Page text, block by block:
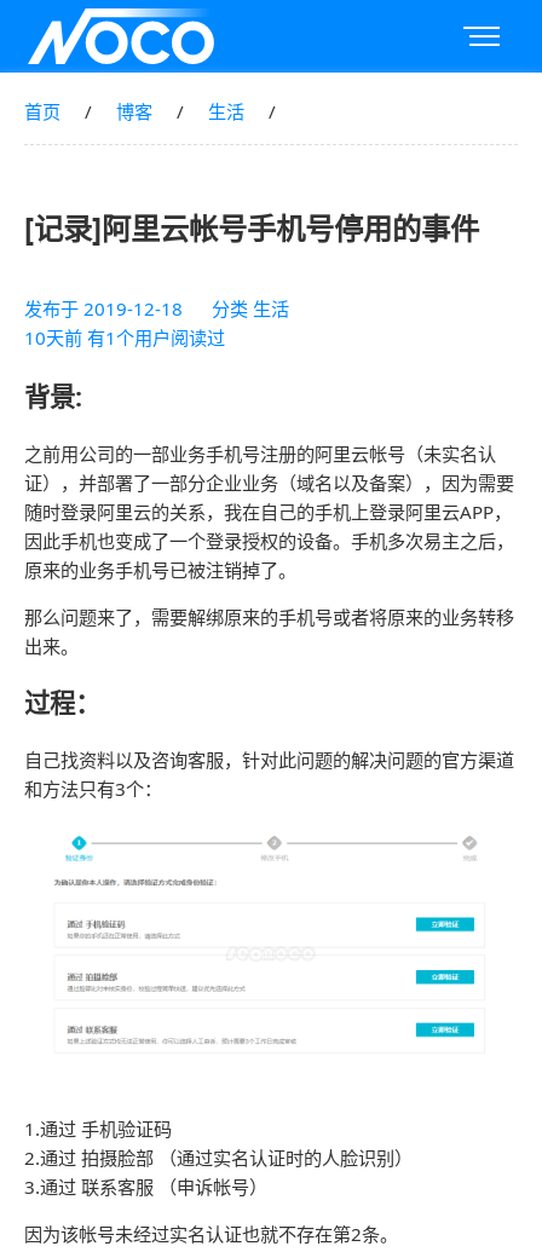
首页 博客 生活
[记录]阿里云帐号手机号停用的事件
发布于 2019-12-18 分类 生活
10天前 有1个用户阅读过
背景:
之前用公司的一部业务手机号注册的阿里云帐号（未实名认
证），并部署了一部分企业业务（域名以及备案），因为需要
随时登录阿里云的关系，我在自己的手机上登录阿里云APP，
因此手机也变成了一个登录授权的设备。手机多次易主之后，
原来的业务手机号已被注销掉了。
那么问题来了，需要解绑原来的手机号或者将原来的业务转移
出来。
过程：
自己找资料以及咨询客服，针对此问题的解决问题的官方渠道
和方法只有3个：
1.通过 手机验证码
2.通过 拍摄脸部 （通过实名认证时的人脸识别）
3.通过 联系客服 （申诉帐号）
因为该帐号未经过实名认证也就不存在第2条。